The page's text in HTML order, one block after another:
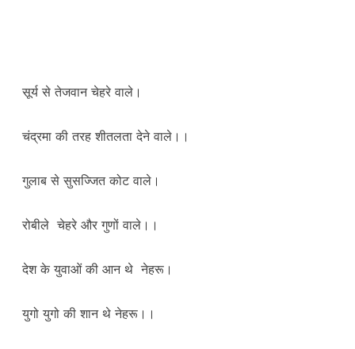
सूर्य से तेजवान चेहरे वाले।
चंद्रमा की तरह शीतलता देने वाले।।
गुलाब से सुसज्जित कोट वाले।
रोबीले चेहरे और गुणों वाले।।
देश के युवाओं की आन थे नेहरू।
युगो युगो की शान थे नेहरू।।